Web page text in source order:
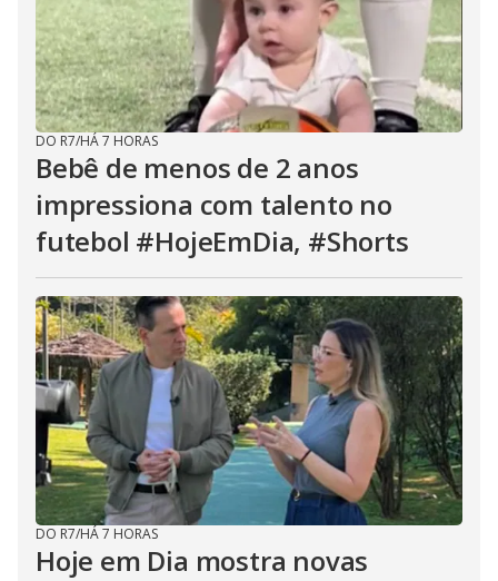
DO R7/HÁ 7 HORAS
Bebê de menos de 2 anos
impressiona com talento no
futebol #HojeEmDia, #Shorts
DO R7/HÁ 7 HORAS
Hoje em Dia mostra novas